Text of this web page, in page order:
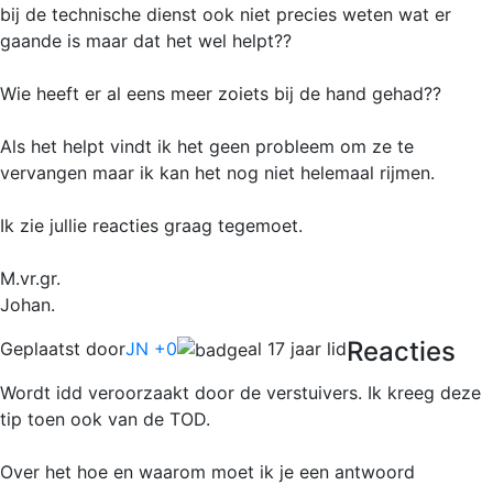
bij de technische dienst ook niet precies weten wat er
gaande is maar dat het wel helpt??
Wie heeft er al eens meer zoiets bij de hand gehad??
Als het helpt vindt ik het geen probleem om ze te
vervangen maar ik kan het nog niet helemaal rijmen.
Ik zie jullie reacties graag tegemoet.
M.vr.gr.
Johan.
Geplaatst doorJN +0 al 17 jaar lidReacties
Wordt idd veroorzaakt door de verstuivers. Ik kreeg deze
tip toen ook van de TOD.
Over het hoe en waarom moet ik je een antwoord